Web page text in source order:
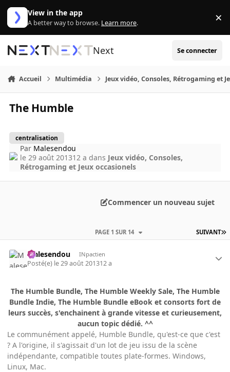
Aller au contenu
View in the app
A better way to browse. Learn more. ×
Next Se connecter
Accueil Multimédia Jeux vidéo, Consoles, Rétrogaming et
The Humble
centralisation
Par Malesendou
le 29 août 201312 a dans Jeux vidéo, Consoles,
Rétrogaming et Jeux occasionels
Commencer un nouveau sujet
SUIVANT
PAGE 1 SUR 14
Malesendou INpactien
Posté(e) le 29 août 201312 a
The Humble Bundle, The Humble Weekly Sale, The Humble
Bundle Indie, The Humble Bundle eBook et consorts fort de
leurs succès, s'enchainent à grande vitesse et curieusement,
aucun topic dédié. ^^
Le communément appelé, Humble Bundle, qu'est-ce que c'est
? A l'origine, il s'agissait d'un lot de jeu issu de la scène
indépendante, compatible toutes plate-formes. Windows,
Linux, Mac.